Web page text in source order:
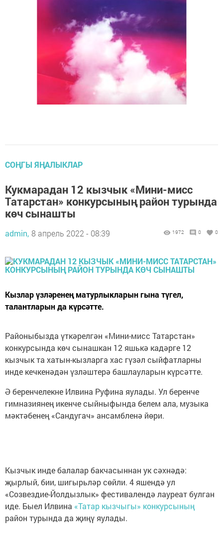
СОҢГЫ ЯҢАЛЫКЛАР
Кукмарадан 12 кызчык «Мини-мисс
Татарстан» конкурсының район турында
көч сынашты
admin, 8 апрель 2022 - 08:39 1972 0 0
Кызлар үзләренең матурлыкларын гына түгел,
талантларын да күрсәтте.
Районыбызда үткәрелгән «Мини-мисс Татарстан»
конкурсында көч сынашкан 12 яшькә кадәрге 12
кызчык та хатын-кызларга хас гүзәл сыйфатларны
инде кечкенәдән үзләштерә башлауларын күрсәтте.
Ә беренчелекне Илвина Руфина яулады. Ул беренче
гимназиянең икенче сыйныфында белем ала, музыка
мәктәбенең «Сандугач» ансамбленә йөри.
Кызчык инде балалар бакчасыннан ук сәхнәдә:
җырлый, бии, шигырьләр сөйли. 4 яшендә ул
«Созвездие-Йолдызлык» фестивалендә лауреат булган
иде. Быел Илвина «Татар кызчыгы» конкурсының
район турында да җиңү яулады.